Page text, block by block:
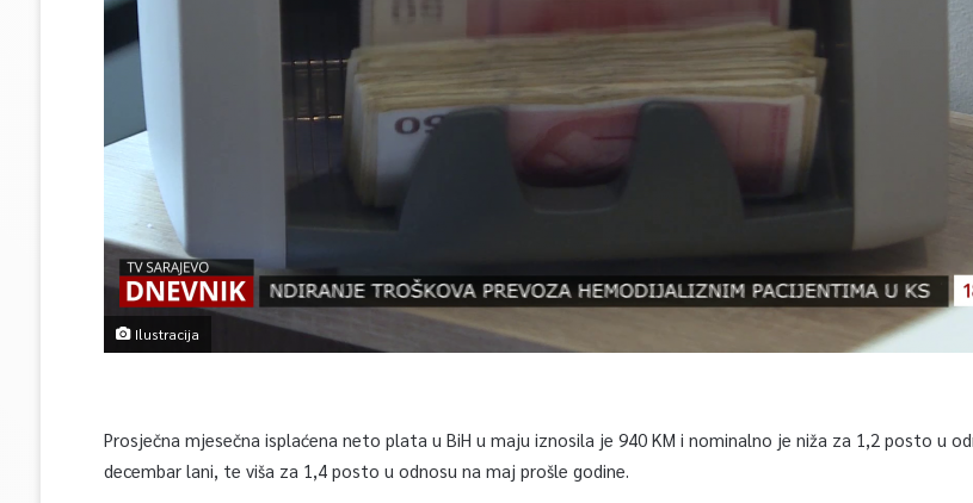
Ilustracija
Prosječna mjesečna isplaćena neto plata u BiH u maju iznosila je 940 KM i nominalno je niža za 1,2 posto u
decembar lani, te viša za 1,4 posto u odnosu na maj prošle godine.